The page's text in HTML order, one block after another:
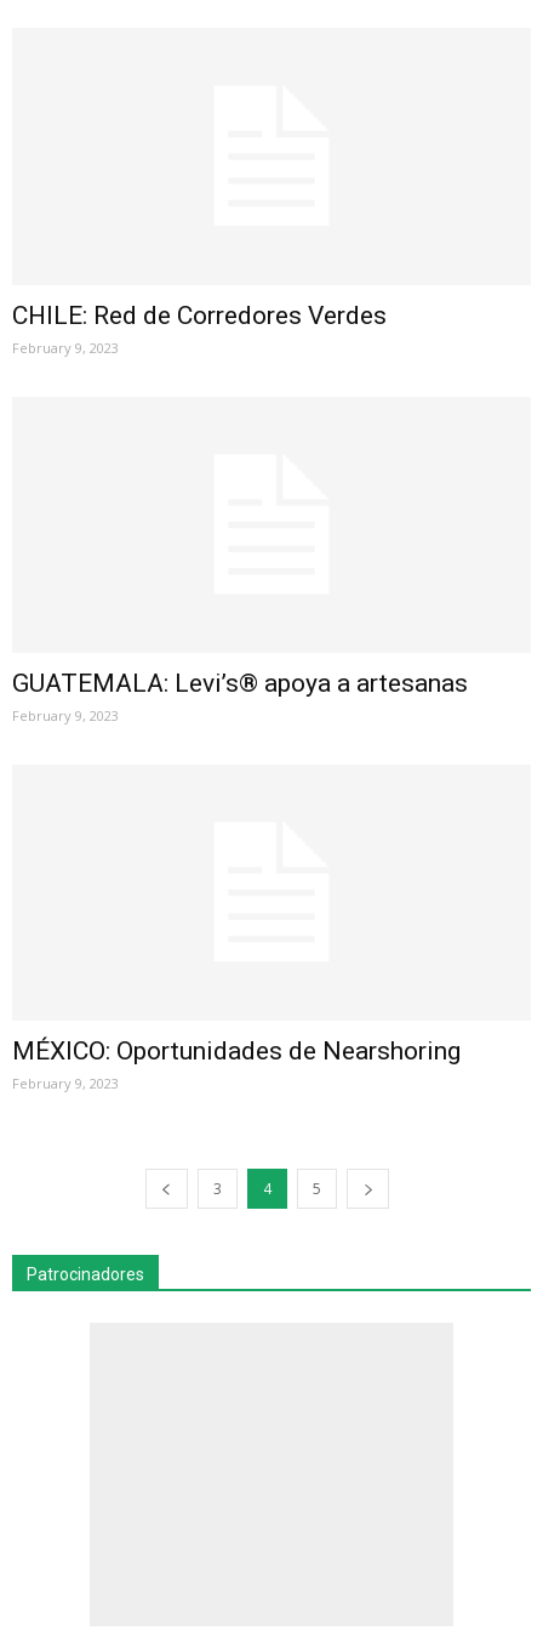
CHILE: Red de Corredores Verdes
February 9, 2023
GUATEMALA: Levi’s® apoya a artesanas
February 9, 2023
MÉXICO: Oportunidades de Nearshoring
February 9, 2023
3 4 5
Patrocinadores